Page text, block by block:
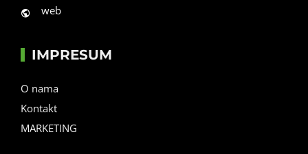
web
IMPRESUM
O nama
Kontakt
MARKETING